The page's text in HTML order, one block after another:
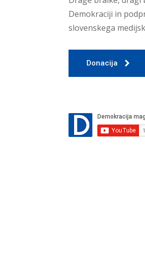
Demokraciji in
slovenskega
Donacija